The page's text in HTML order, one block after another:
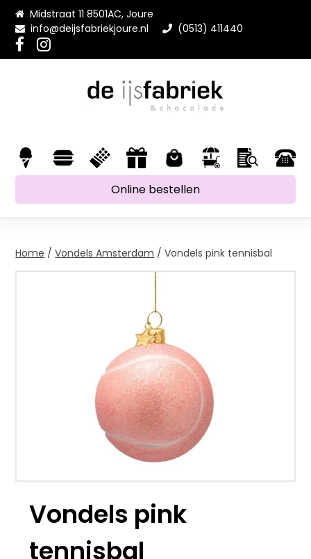
Midstraat 11 8501AC, Joure
info@deijsfabriekjoure.nl
(0513) 411440
Online bestellen
Home /Vondels Amsterdam / Vondels pink tennisbal
Vondels pink
tennisbal